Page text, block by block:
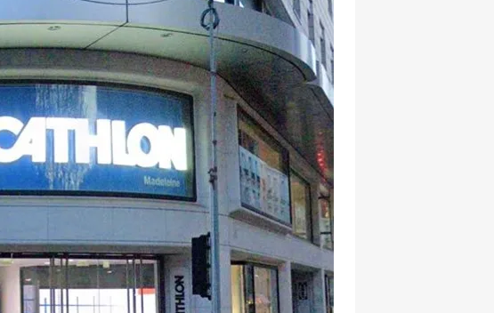
Whatsapp